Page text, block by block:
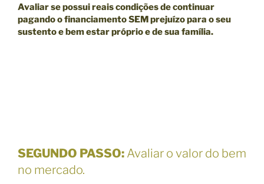
Avaliar se possui reais condições de continuar
pagando o financiamento SEM prejuízo para o seu
sustento e bem estar próprio e de sua família.
SEGUNDO PASSO: Avaliar o valor do bem
no mercado.